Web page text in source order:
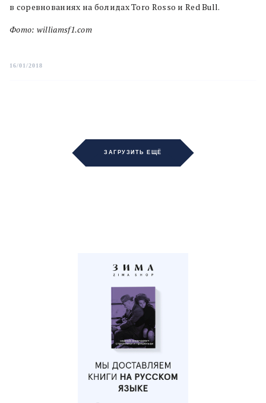
в соревнованиях на болидах Toro Rosso и Red Bull.
Фото: williamsf1.com
16/01/2018
ЗАГРУЗИТЬ ЕЩЁ